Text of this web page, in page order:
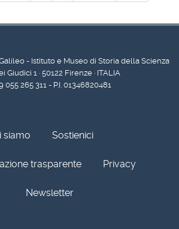
- Istituto e Museo di Storia della Scienza
Giudici 1 · 50122 Firenze · ITALIA
055 265 311 - P.I. 01346820481
siamo Sostienici
trasparente Privacy
Newsletter